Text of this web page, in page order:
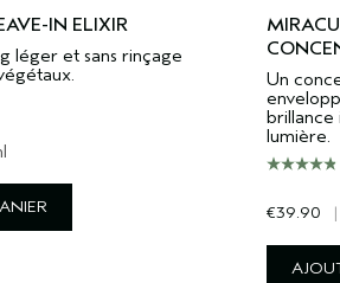
IN ELIXIR
léger et sans rinçage
Un
brillance
lumière.
€39.90 |